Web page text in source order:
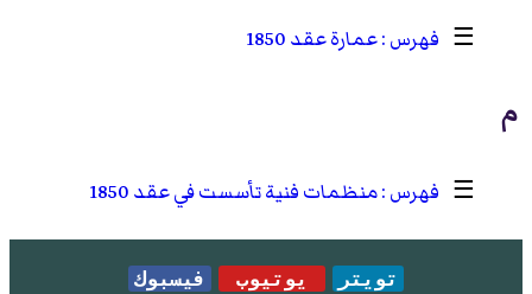
☰
عمارة عقد 1850
م
☰ منظمات فنية تأسست في عقد 1850
تويتر يوتيوب
فيسبوك